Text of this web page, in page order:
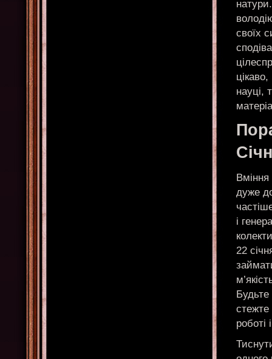
своїх
науці,
дуже
і
22
роботі